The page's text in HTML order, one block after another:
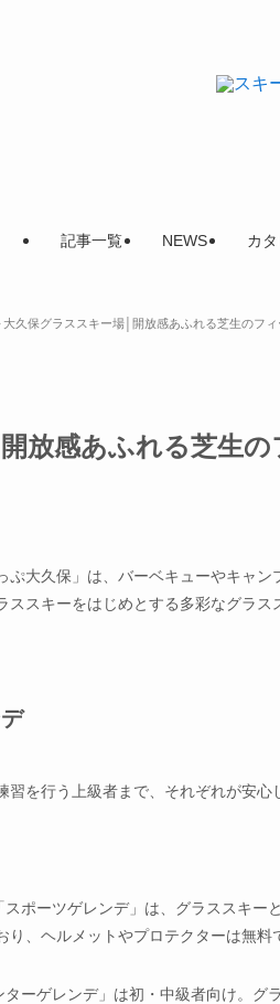
記事一覧 NEWS カ
大久保グラススキー場│開放感あふれる芝生のフ
放感あふれる芝生
ぷ大久保」は、バーベキューやキャ
スキーをはじめとする多彩なグラス
を行う上級者まで、それぞれが安心
ポーツゲレンデ」は、グラススキー
、ヘルメットやプロテクターは無料
ーゲレンデ」は初・中級者向け。